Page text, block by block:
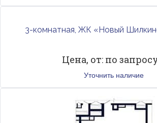
3-комнатная, ЖК «Новый
Цена, от: по
Уточнить наличие